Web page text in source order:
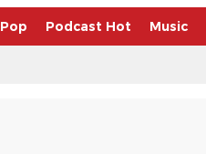
Podcast Hot Music